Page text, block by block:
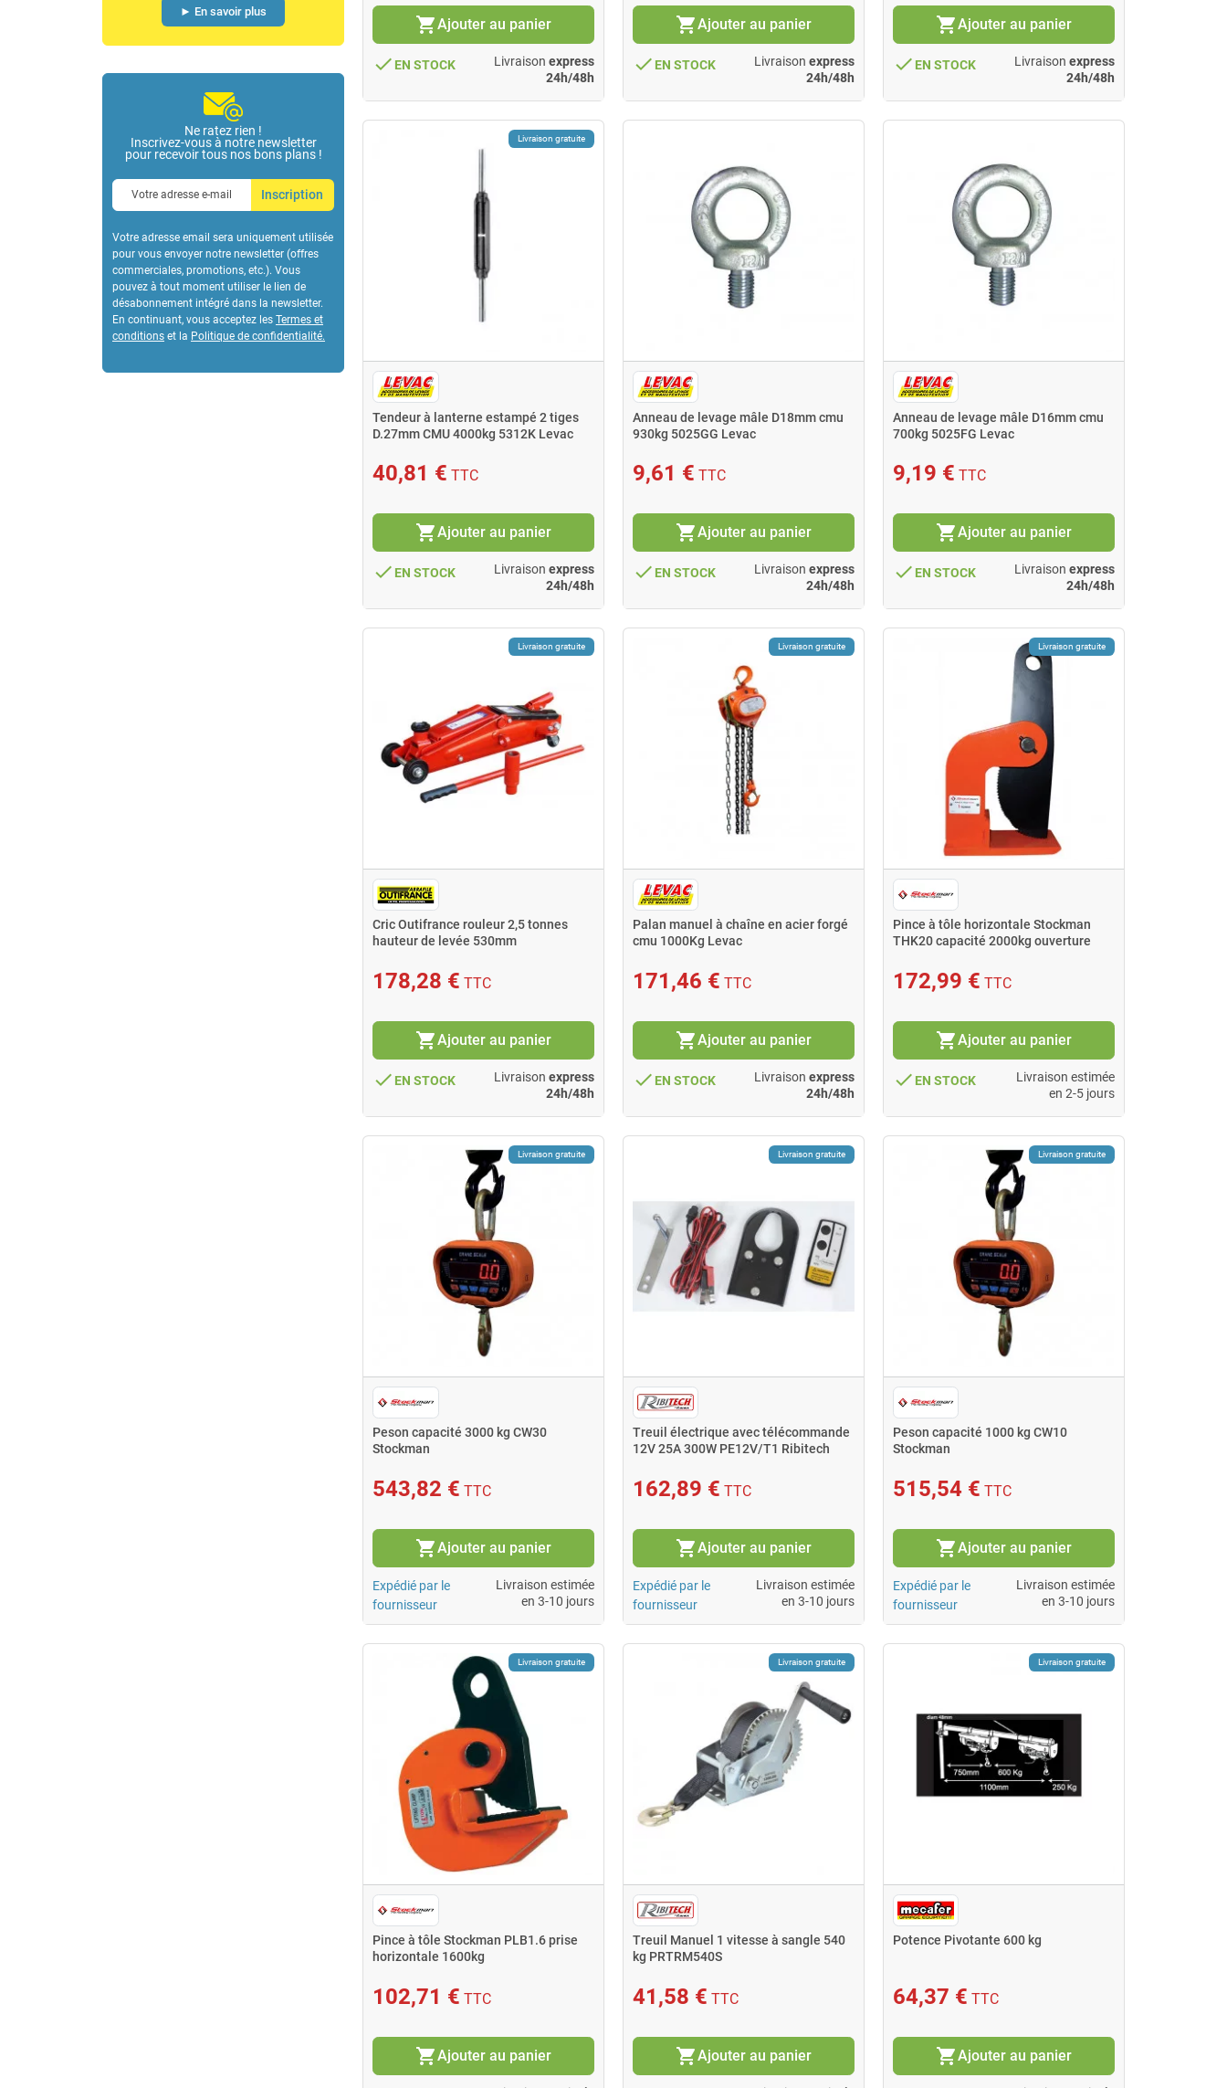
► En savoir plus
Ne ratez rien !
Inscrivez-vous à notre newsletter
pour recevoir tous nos bons plans !
Inscription
Votre adresse email sera uniquement utilisée
pour vous envoyer notre newsletter (offres
commerciales, promotions, etc.). Vous
pouvez à tout moment utiliser le lien de
désabonnement intégré dans la newsletter.
En continuant, vous acceptez les Termes et
conditions et la Politique de confidentialité.
shopping_cartAjouter au panier
done EN STOCK Livraison express
24h/48h
shopping_cartAjouter au panier
done EN STOCK Livraison express
24h/48h
shopping_cartAjouter au panier
done EN STOCK Livraison express
24h/48h
Livraison gratuite
Tendeur à lanterne estampé 2 tiges
D.27mm CMU 4000kg 5312K Levac
40,81 € TTC
shopping_cartAjouter au panier
done EN STOCK Livraison express
24h/48h
Anneau de levage mâle D18mm cmu
930kg 5025GG Levac
9,61 € TTC
shopping_cartAjouter au panier
done EN STOCK Livraison express
24h/48h
Anneau de levage mâle D16mm cmu
700kg 5025FG Levac
9,19 € TTC
shopping_cartAjouter au panier
done EN STOCK Livraison express
24h/48h
Livraison gratuite
Cric Outifrance rouleur 2,5 tonnes
hauteur de levée 530mm
178,28 € TTC
shopping_cartAjouter au panier
done EN STOCK Livraison express
24h/48h
Livraison gratuite
Palan manuel à chaîne en acier forgé
cmu 1000Kg Levac
171,46 € TTC
shopping_cartAjouter au panier
done EN STOCK Livraison express
24h/48h
Livraison gratuite
Pince à tôle horizontale Stockman
THK20 capacité 2000kg ouverture
172,99 € TTC
shopping_cartAjouter au panier
done EN STOCK
Livraison estimée
en 2-5 jours
Livraison gratuite
Peson capacité 3000 kg CW30
Stockman
543,82 € TTC
shopping_cartAjouter au panier
Expédié par le
fournisseur
Livraison estimée
en 3-10 jours
Livraison gratuite
Treuil électrique avec télécommande
12V 25A 300W PE12V/T1 Ribitech
162,89 € TTC
shopping_cartAjouter au panier
Expédié par le
fournisseur
Livraison estimée
en 3-10 jours
Livraison gratuite
Peson capacité 1000 kg CW10
Stockman
515,54 € TTC
shopping_cartAjouter au panier
Expédié par le
fournisseur
Livraison estimée
en 3-10 jours
Livraison gratuite
Pince à tôle Stockman PLB1.6 prise
horizontale 1600kg
102,71 € TTC
shopping_cartAjouter au panier
Livraison gratuite
Treuil Manuel 1 vitesse à sangle 540
kg PRTRM540S
41,58 € TTC
shopping_cartAjouter au panier
Livraison gratuite
Potence Pivotante 600 kg
64,37 € TTC
shopping_cartAjouter au panier